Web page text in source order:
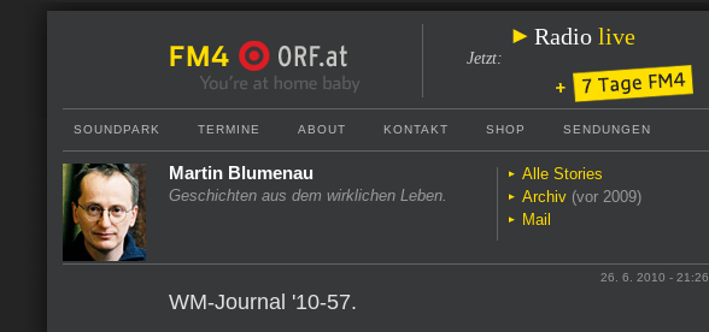
Radio live
Jetzt:
SOUNDPARK TERMINE ABOUT KONTAKT SHOP SENDUNGEN
Martin Blumenau
Geschichten aus dem wirklichen Leben.
Alle Stories
Archiv (vor 2009)
Mail
26. 6. 2010 - 21:26
WM-Journal '10-57.